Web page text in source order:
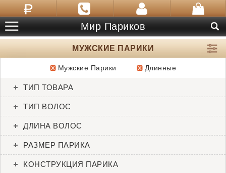
Мир Париков
МУЖСКИЕ ПАРИКИ
Мужские Парики Длинные
ТИП ТОВАРА
ТИП ВОЛОС
ДЛИНА ВОЛОС
РАЗМЕР ПАРИКА
КОНСТРУКЦИЯ ПАРИКА
Admirable